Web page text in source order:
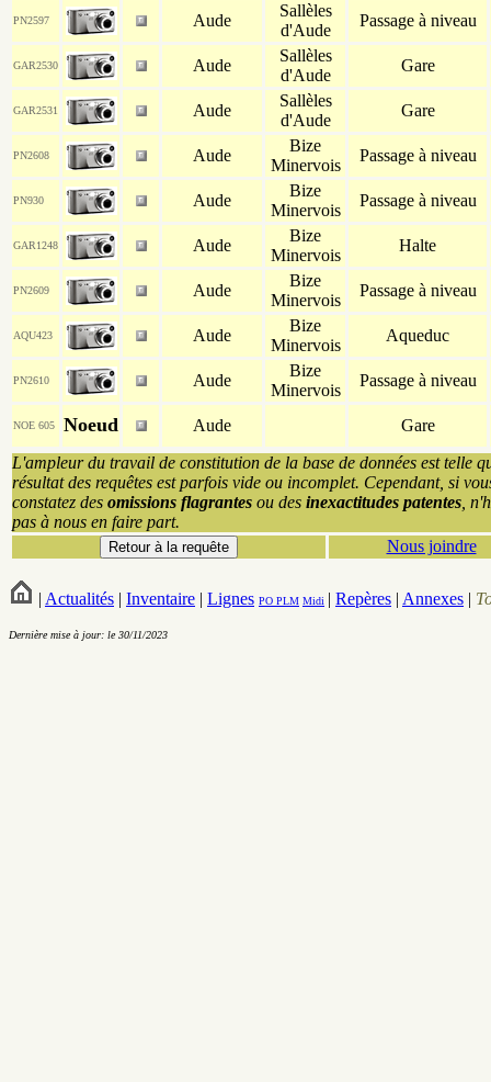
PN2597 Aude
Sallèles
d'Aude
Passage à niveau
GAR2530 Aude
Sallèles
d'Aude
Gare
GAR2531 Aude
Sallèles
d'Aude
Gare
PN2608 Aude
Bize
Minervois
Passage à niveau
PN930 Aude
Bize
Minervois
Passage à niveau
GAR1248 Aude
Bize
Minervois
Halte
PN2609 Aude
Bize
Minervois
Passage à niveau
AQU423 Aude
Bize
Minervois
Aqueduc
PN2610 Aude
Bize
Minervois
Passage à niveau
NOE 605 Noeud Aude
Gare
L'ampleur du travail de constitution de la base de données est telle
résultat des requêtes est parfois vide ou incomplet. Cependant, si
constatez des omissions flagrantes ou des inexactitudes patentes ,
pas à nous en faire part.
Nous joindre
| Actualités | Inventaire | Lignes PO PLM Midi | Repères | Annexes |
Dernière mise à jour: le 30/11/2023